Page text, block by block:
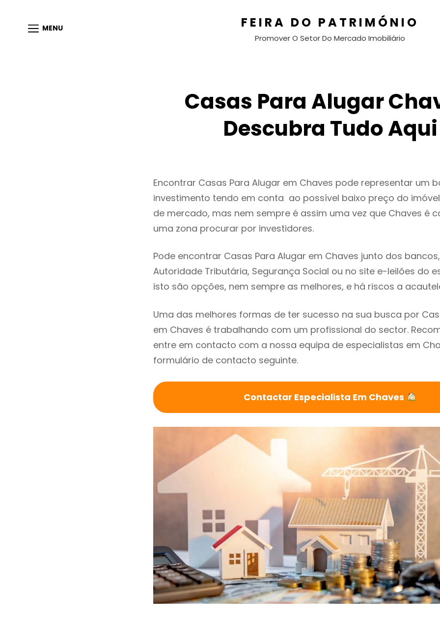
MENU FEIRA DO PATRIMÓNIO
Promover O Setor Do Mercado Imobiliário
Casas Para Alugar
Descubra Tudo Aqui
Encontrar Casas Para Alugar em Chaves pode representar um
investimento tendo em conta ao possível baixo preço do
de mercado, mas nem sempre é assim uma vez que Chaves é
uma zona procurar por investidores.
Pode encontrar Casas Para Alugar em Chaves junto dos
Autoridade Tributária, Segurança Social ou no site e-leilões do
isto são opções, nem sempre as melhores, e há riscos a
Uma das melhores formas de ter sucesso na sua busca por
em Chaves é trabalhando com um profissional do sector.
entre em contacto com a nossa equipa de especialistas em
formulário de contacto seguinte.
Contactar Especialista Em Chaves